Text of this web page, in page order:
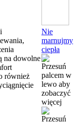
na dowolne
również
Nie
marnujmy
ciepła